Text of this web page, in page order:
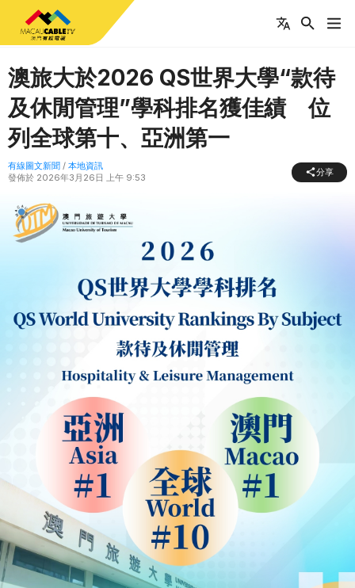
澳旅大於2026 QS世界大學“款待
及休閒管理”學科排名獲佳績 位
列全球第十、亞洲第一
有線圖文新聞 / 本地資訊
發佈於 2026年3月26日 上午 9:53
分享